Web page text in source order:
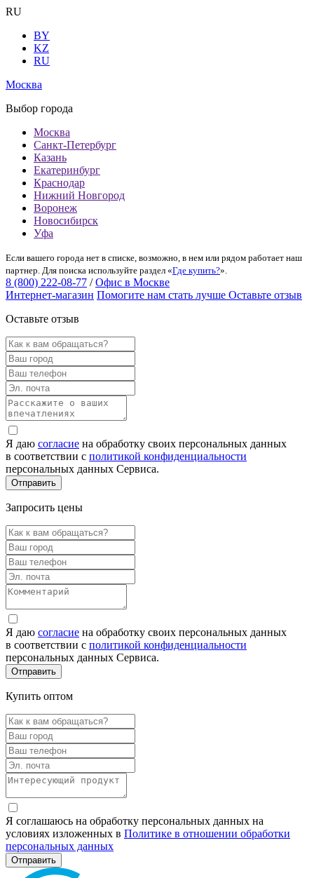
RU
BY
KZ
RU
Москва
Выбор города
Москва
Санкт-Петербург
Казань
Екатеринбург
Краснодар
Нижний Новгород
Воронеж
Новосибирск
Уфа
Если вашего города нет в списке, возможно, в нем или рядом работает наш
партнер. Для поиска используйте раздел «Где купить?».
8 (800) 222-08-77 / Офис в Москве
Интернет-магазин Помогите нам стать лучше Оставьте отзыв
Оставьте отзыв
Я даю согласие на обработку своих персональных данных
в соответствии с политикой конфиденциальности
персональных данных Сервиса.
Запросить цены
Я даю согласие на обработку своих персональных данных
в соответствии с политикой конфиденциальности
персональных данных Сервиса.
Купить оптом
Я соглашаюсь на обработку персональных данных на
условиях изложенных в Политике в отношении обработки
персональных данных